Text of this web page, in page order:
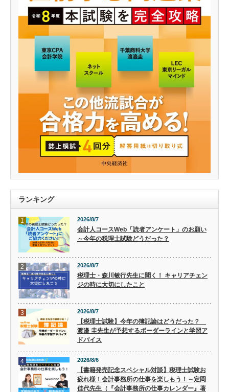
ランキング
1 2026/8/7
会計人コースWeb「読者アンケート」のお願い
～今年の税理士試験どうだった？
2 2026/8/7
税理士・森川敏行先生に聞く！ キャリアチェン
ジの時に大切にしたこと
3 2026/8/7
【税理士試験】今年の簿記論はどうだった？
渡邉 圭先生が予想するボーダーラインと学習ア
ドバイス
4 2026/8/6
【書籍発売記念スペシャル対談】税理士試験お
疲れ様！会計事務所の仕事を楽しもう！～定岡
佳代先生（『会計事務所の仕事カレンダー』著